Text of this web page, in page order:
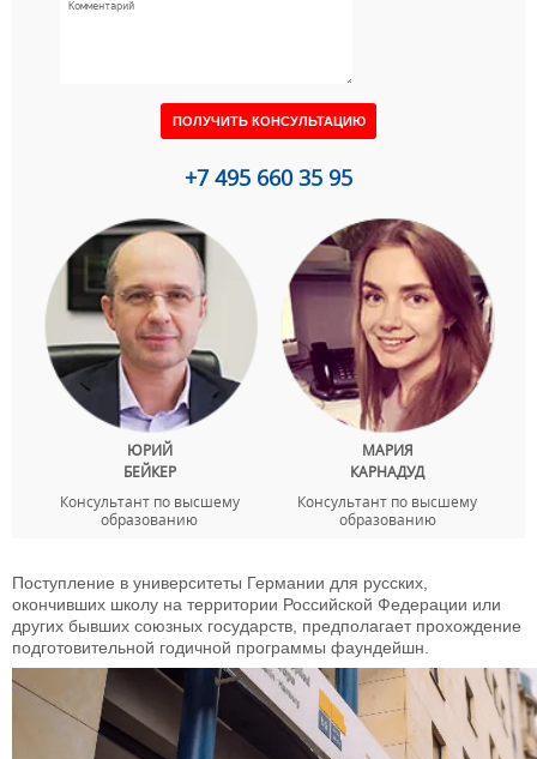
+7 495 660 35 95
ЮРИЙ
БЕЙКЕР
Консультант по высшему
образованию
МАРИЯ
КАРНАДУД
Консультант по высшему
образованию
Поступление в университеты Германии для русских,
окончивших школу на территории Российской Федерации или
других бывших союзных государств, предполагает прохождение
подготовительной годичной программы фаундейшн.